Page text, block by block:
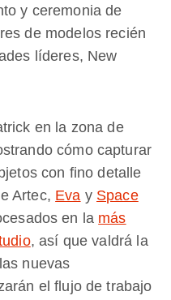
y ceremonia de
de modelos recién
líderes, New
en la zona de
cómo capturar
con fino detalle
Artec, Eva y Space
en la más
, así que valdrá la
nuevas
el flujo de trabajo